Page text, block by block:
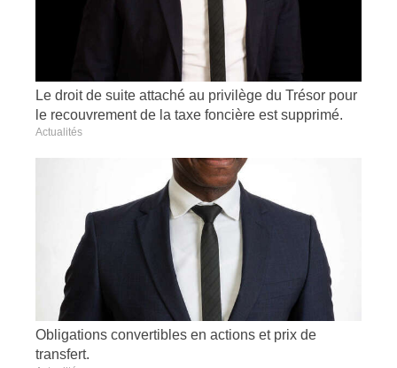
Le droit de suite attaché au privilège du Trésor pour
le recouvrement de la taxe foncière est supprimé.
Actualités
Obligations convertibles en actions et prix de
transfert.